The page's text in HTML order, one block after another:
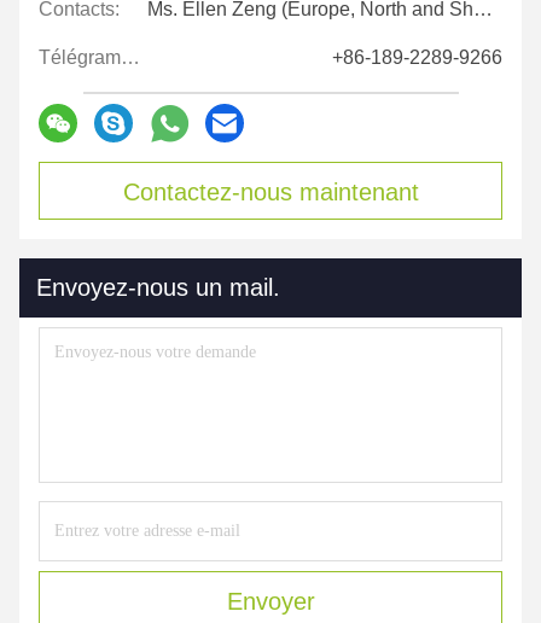
Contacts: Ms. Ellen Zeng (Europe, North and Shouth America)
Télégramme: +86-189-2289-9266
Contactez-nous maintenant
Envoyez-nous un mail.
Envoyer